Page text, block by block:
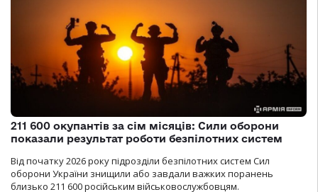
211 600 окупантів за сім місяців: Сили оборони
показали результат роботи безпілотних систем
Від початку 2026 року підрозділи безпілотних систем Сил
оборони України знищили або завдали важких поранень
близько 211 600 російським військовослужбовцям.